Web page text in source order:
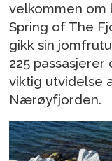
velkommen om
Spring of The
gikk sin
225
viktig utvidelse
Nærøyfjorden.